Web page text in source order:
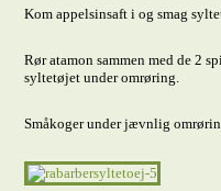
Kom appelsinsaft i og smag
Rør atamon sammen med de 2
syltetøjet under omrøring.
Småkoger under jævnlig